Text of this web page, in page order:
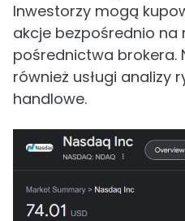
Inwestorzy mogą
akcje bezpośrednio na
pośrednictwa brokera.
również usługi analizy
handlowe.